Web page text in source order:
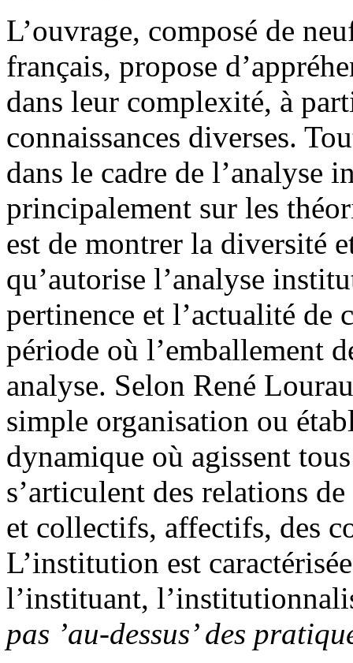
L’ouvrage, composé de
français, propose
dans leur complexité, à
connaissances diverses.
dans le cadre de l’analyse
principalement sur les
est de montrer la diversité
qu’autorise l’analyse
pertinence et l’actualité de
période où l’emballement
analyse. Selon René
simple organisation ou
dynamique où agissent
s’articulent des relations
et collectifs, affectifs, des
L’institution est
l’instituant,
pas ’au-dessus’ des